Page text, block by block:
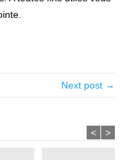
Next post →
< >